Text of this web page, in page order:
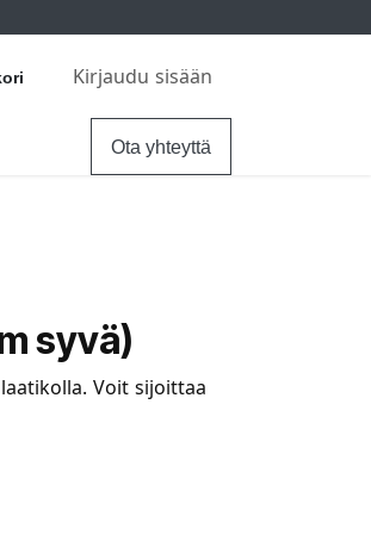
Kirjaudu sisään
Ota yhteyttä
syvä)
Voit sijoittaa